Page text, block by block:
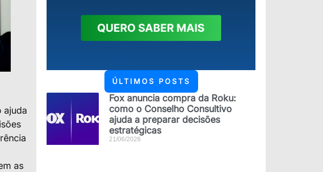
ajuda
as
ÚLTIMOS POSTS
Fox anuncia compra da Roku:
como o Conselho Consultivo
ajuda a preparar decisões
estratégicas
21/06/2026